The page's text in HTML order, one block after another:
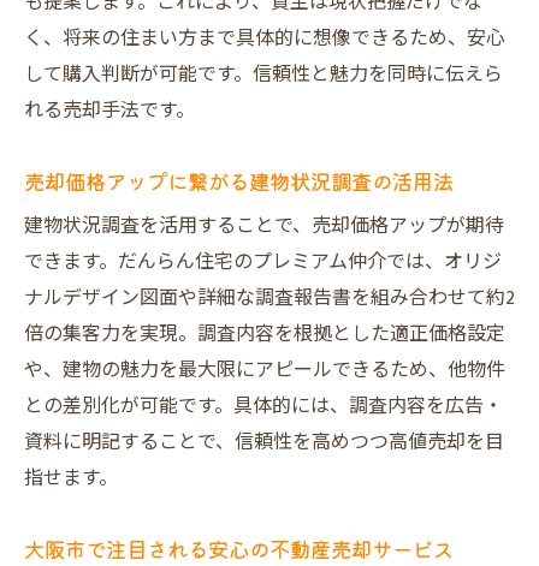
く、将来の住まい方まで具体的に想像できるため、安心
して購入判断が可能です。信頼性と魅力を同時に伝えら
れる売却手法です。
売却価格アップに繋がる建物状況調査の活用法
建物状況調査を活用することで、売却価格アップが期待
できます。だんらん住宅のプレミアム仲介では、オリジ
ナルデザイン図面や詳細な調査報告書を組み合わせて約2
倍の集客力を実現。調査内容を根拠とした適正価格設定
や、建物の魅力を最大限にアピールできるため、他物件
との差別化が可能です。具体的には、調査内容を広告・
資料に明記することで、信頼性を高めつつ高値売却を目
指せます。
大阪市で注目される安心の不動産売却サービス